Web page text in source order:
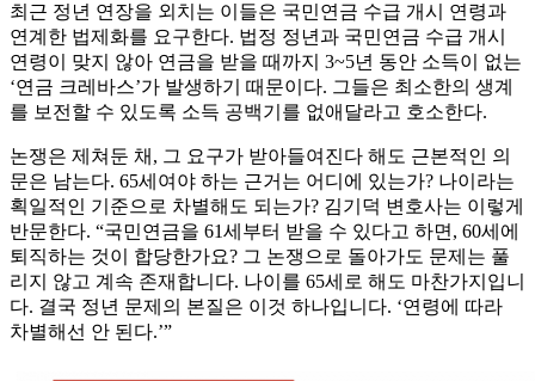
최근 정년 연장을 외치는 이들은 국민연금 수급 개시 연령과
연계한 법제화를 요구한다. 법정 정년과 국민연금 수급 개시
연령이 맞지 않아 연금을 받을 때까지 3~5년 동안 소득이 없는
‘연금 크레바스’가 발생하기 때문이다. 그들은 최소한의 생계
를 보전할 수 있도록 소득 공백기를 없애달라고 호소한다.
논쟁은 제쳐둔 채, 그 요구가 받아들여진다 해도 근본적인 의
문은 남는다. 65세여야 하는 근거는 어디에 있는가? 나이라는
획일적인 기준으로 차별해도 되는가? 김기덕 변호사는 이렇게
반문한다. “국민연금을 61세부터 받을 수 있다고 하면, 60세에
퇴직하는 것이 합당한가요? 그 논쟁으로 돌아가도 문제는 풀
리지 않고 계속 존재합니다. 나이를 65세로 해도 마찬가지입니
다. 결국 정년 문제의 본질은 이것 하나입니다. ‘연령에 따라
차별해선 안 된다.’”